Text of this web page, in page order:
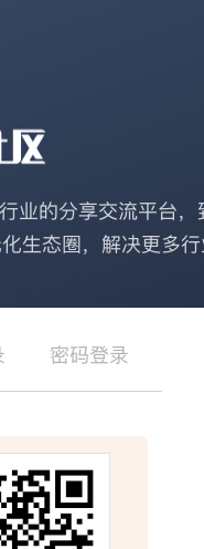
业的分享交流平台
生态圈，解决更多
密码登录